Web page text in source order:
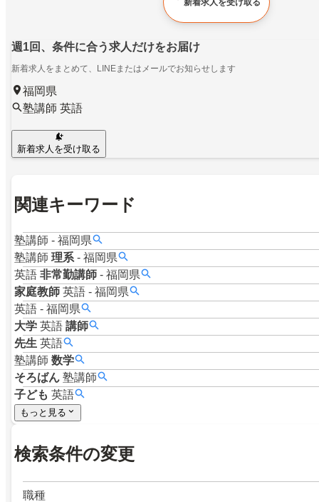
新着求人を受け取る
週1回、条件に合う求人だけをお届け
新着求人をまとめて、LINEまたはメールでお知らせします
福岡県
塾講師 英語
新着求人を受け取る
関連キーワード
塾講師 - 福岡県
塾講師 理系 - 福岡県
英語 非常勤講師 - 福岡県
家庭教師 英語 - 福岡県
英語 - 福岡県
大学 英語 講師
先生 英語
塾講師 数学
そろばん 塾講師
子ども 英語
もっと見る
検索条件の変更
職種